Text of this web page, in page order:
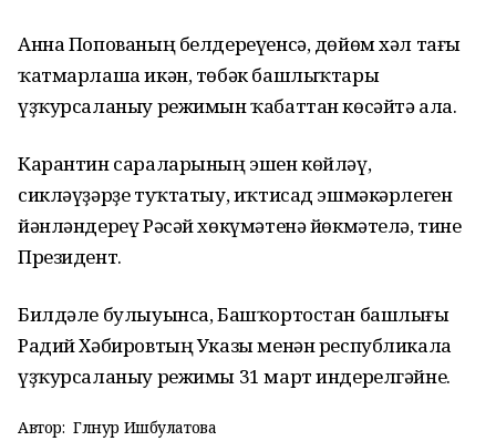
Анна Попованың белдереүенсә, дөйөм хәл тағы
ҡатмарлаша икән, төбәк башлыҡтары
үҙҡурсаланыу режимын ҡабаттан көсәйтә ала.
Карантин сараларының эшен көйләү,
сикләүҙәрҙе туҡтатыу, иҡтисад эшмәкәрлеген
йәнләндереү Рәсәй хөкүмәтенә йөкмәтелә, тине
Президент.
Билдәле булыуынса, Башҡортостан башлығы
Радий Хәбировтың Указы менән республикала
үҙҡурсаланыу режимы 31 март индерелгәйне.
Автор: Гөлнур Ишбулатова